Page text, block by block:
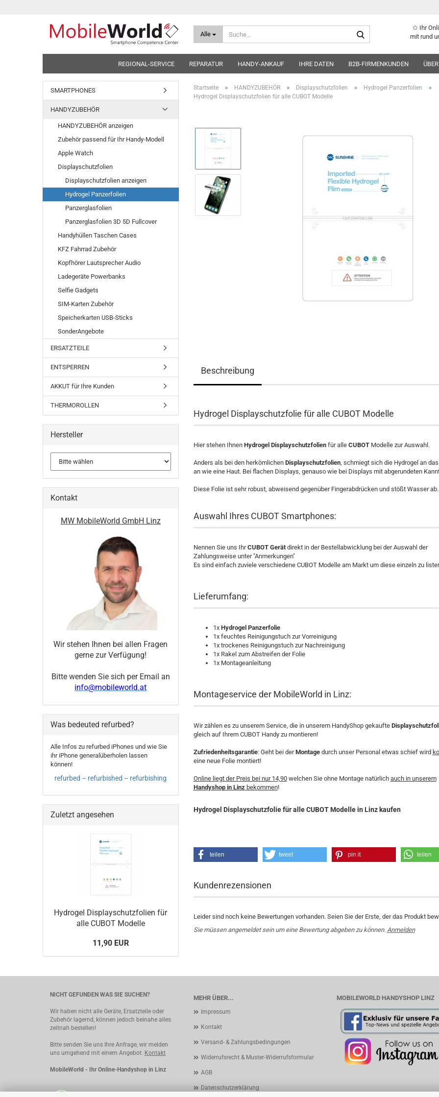
Alle
✩ Ihr
mit rund
REGIONAL-SERVICE REPARATUR HANDY-ANKAUF IHRE DATEN B2B-FIRMENKUNDEN
Startseite » HANDYZUBEHÖR » Displayschutzfolien » Hydrogel Panzerfolien »
Hydrogel Displayschutzfolien für alle CUBOT Modelle
Beschreibung
Hydrogel Displayschutzfolie für alle CUBOT Modelle
Hier stehen Ihnen Hydrogel Displayschutzfolienfür alle CUBOTModelle zur Auswahl.
Anders als bei den herkömlichen Displayschutzfolien, schmiegt sich die Hydrogel an
an wie eine Haut. Bei flachen Displays, genauso wie bei Displays mit abgerundeten
Diese Folie ist sehr robust, abweisend gegenüber Fingerabdrücken und stößt Wasser ab.
Auswahl Ihres CUBOT Smartphones:
Nennen Sie uns IhrCUBOT Gerätdirekt in der Bestellabwicklung bei der Auswahl der
Zahlungsweise unter "Anmerkungen"
Es sind einfach zuviele verschiedene CUBOT Modelle am Markt um diese einzeln zu
Lieferumfang:
1x Hydrogel Panzerfolie
1x feuchtes Reinigungstuch zur Vorreinigung
1x trockenes Reinigungstuch zur Nachreinigung
1x Rakel zum Abstreifen der Folie
1x Montageanleitung
Montageservice der MobileWorld in Linz:
Wir zählen es zu unserem Service, die in unserem HandyShop gekaufte
gleich auf Ihrem CUBOT Handy zu montieren!
Zufriedenheitsgarantie: Geht bei derMontagedurch unser Personal etwas schief wird
eine neue Folie montiert!
Online liegt der Preis bei nur 14,90welchen Sie ohne Montage natürlich auch in unserem
Handyshop in Linzbekommen!
Hydrogel Displayschutzfolie für alle CUBOT Modelle in Linz kaufen
teilen tweet pin it teilen
Kundenrezensionen
Leider sind noch keine Bewertungen vorhanden. Seien Sie der Erste, der das Produkt
Sie müssen angemeldet sein um eine Bewertung abgeben zu können. Anmelden
SMARTPHONES
HANDYZUBEHÖR
HANDYZUBEHÖR anzeigen
Zubehör passend für Ihr Handy-Modell
Apple Watch
Displayschutzfolien
Displayschutzfolien anzeigen
Hydrogel Panzerfolien
Panzerglasfolien
Panzerglasfolien 3D 5D Fullcover
Handyhüllen Taschen Cases
KFZ Fahrrad Zubehör
Kopfhörer Lautsprecher Audio
Ladegeräte Powerbanks
Selfie Gadgets
SIM-Karten Zubehör
Speicherkarten USB-Sticks
SonderAngebote
ERSATZTEILE
ENTSPERREN
AKKUT für Ihre Kunden
THERMOROLLEN
Hersteller
Kontakt
MW MobileWorld GmbH Linz
Wir stehen Ihnen bei allen Fragen
gerne zur Verfügung!
Bitte wenden Sie sich per Email an
info@mobileworld.at
Was bedeuted refurbed?
Alle Infos zu refurbed iPhones und wie Sie
ihr iPhone generalüberholen lassen
können!
refurbed – refurbished – refurbishing
Zuletzt angesehen
Hydrogel Displayschutzfolien für
alle CUBOT Modelle
11,90 EUR
MEHR ÜBER...
Impressum
Kontakt
Versand- & Zahlungsbedingungen
Widerrufsrecht & Muster-Widerrufsformular
AGB
Datenschutzerklärung
MOBILEWORLD HANDYSHOP LINZ
NICHT GEFUNDEN WAS SIE SUCHEN?
Wir haben nicht alle Geräte, Ersatzteile oder
Zubehör lagernd, können jedoch beinahe alles
zeitnah bestellen!
Bitte senden Sie uns Ihre Anfrage, wir melden
uns umgehend mit einem Angebot. Kontakt
MobileWorld - Ihr Online-Handyshop in Linz